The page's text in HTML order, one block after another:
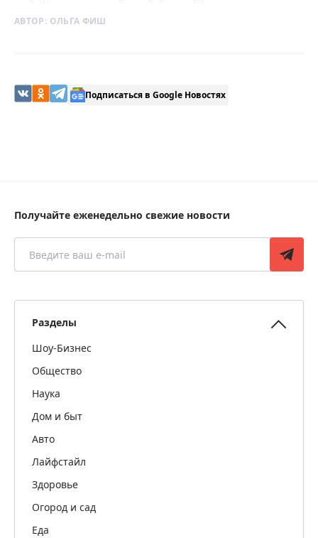
АВТОР: ОЛЬГА ФИШ
Подписаться в Google Новостях
Получайте еженедельно свежие новости
Разделы
Шоу-Бизнес
Общество
Наука
Дом и быт
Авто
Лайфстайл
Здоровье
Огород и сад
Еда